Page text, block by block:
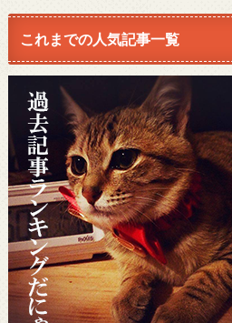
これまでの人気記事一覧